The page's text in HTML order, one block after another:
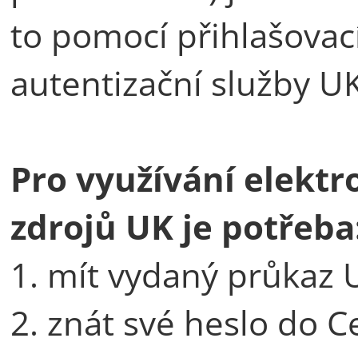
to pomocí
autentizační služby
Pro využívání
zdrojů UK je
1. mít vydaný průkaz
2. znát své heslo do